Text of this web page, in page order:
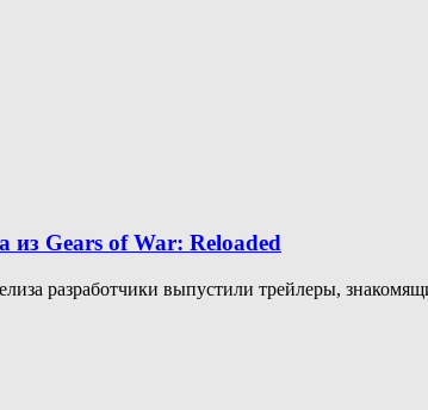
из Gears of War: Reloaded
разработчики выпустили трейлеры,